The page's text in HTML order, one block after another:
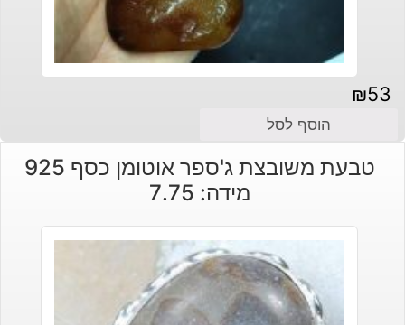
₪53
הוסף לסל
טבעת משובצת ג'ספר אוטומן כסף 925
מידה: 7.75